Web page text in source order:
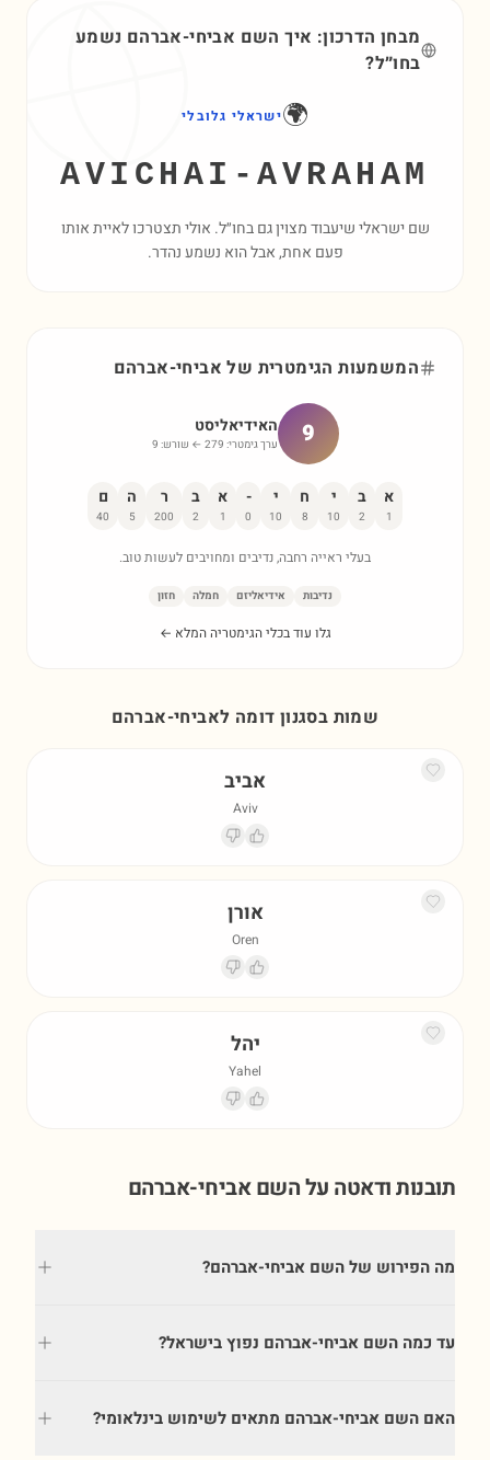
מבחן הדרכון: איך השם אביחי-אברהם נשמע
בחו״ל?
🌍ישראלי גלובלי
AVICHAI-AVRAHAM
שם ישראלי שיעבוד מצוין גם בחו״ל. אולי תצטרכו לאיית אותו
פעם אחת, אבל הוא נשמע נהדר.
המשמעות הגימטרית של אביחי-אברהם
9 האידיאליסט
ערך גימטרי: 279 ← שורש: 9
א
1
ב
2
י
10
ח
8
י
10
-
0
א
1
ב
2
ר
200
ה
5
ם
40
בעלי ראייה רחבה, נדיבים ומחויבים לעשות טוב.
נדיבות אידיאליזם חמלה חזון
גלו עוד בכלי הגימטריה המלא ←
שמות בסגנון דומה לאביחי-אברהם
אביב
Aviv
אורן
Oren
יהל
Yahel
תובנות ודאטה על השםאביחי-אברהם
מה הפירוש של השם אביחי-אברהם?
עד כמה השם אביחי-אברהם נפוץ בישראל?
האם השם אביחי-אברהם מתאים לשימוש בינלאומי?